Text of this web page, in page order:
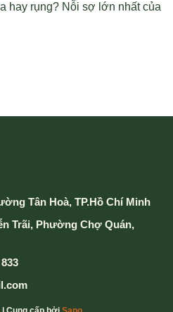
hay rụng? Nỗi sợ lớn nhất của
Tân Hoà, TP.Hồ Chí Minh
Trãi, Phường Chợ Quán,